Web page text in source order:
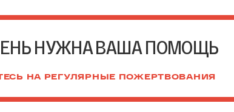
НУЖНА ВАША ПОМОЩЬ
НА РЕГУЛЯРНЫЕ ПОЖЕРТВОВАНИЯ